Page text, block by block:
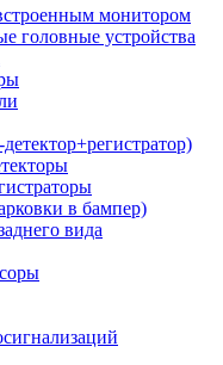
монитором
головные устройства
в бампер)
вида